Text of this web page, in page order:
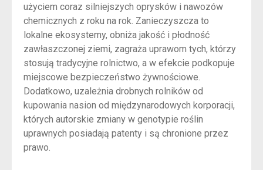
użyciem coraz silniejszych oprysków i nawozów
chemicznych z roku na rok. Zanieczyszcza to
lokalne ekosystemy, obniża jakość i płodność
zawłaszczonej ziemi, zagraża uprawom tych, którzy
stosują tradycyjne rolnictwo, a w efekcie podkopuje
miejscowe bezpieczeństwo żywnościowe.
Dodatkowo, uzależnia drobnych rolników od
kupowania nasion od międzynarodowych korporacji,
których autorskie zmiany w genotypie roślin
uprawnych posiadają patenty i są chronione przez
prawo.